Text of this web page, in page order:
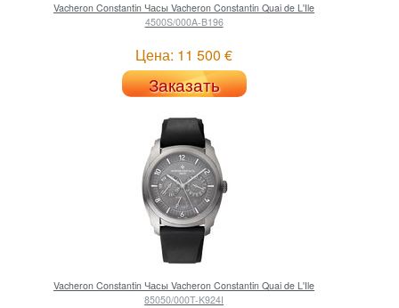
Vacheron Constantin Часы Vacheron Constantin Quai de L'Ile
4500S/000A-B196
Цена: 11 500 €
Заказать
Vacheron Constantin Часы Vacheron Constantin Quai de L'Ile
85050/000T-K924I